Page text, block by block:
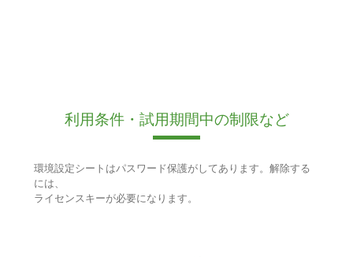
利用条件・試用期間中の制限など
環境設定シートはパスワード保護がしてあります。解除する
には、
ライセンスキーが必要になります。